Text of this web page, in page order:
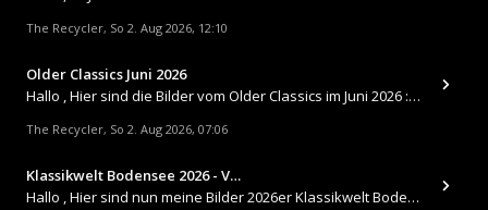
The Recycler, So 2. Aug 2026, 12:10
Older Classics Juni 2026
​Hallo , Hier sind die Bilder vom Older Classics im Juni 2026 : https://up.picr.de/51155940wd.jpg https://up.pic
The Recycler, So 2. Aug 2026, 07:06
Klassikwelt Bodensee 2026 - V…
Hallo , Hier sind nun meine Bilder 2026er Klassikwelt Bodensee 😀 https://up.picr.de/51125547rb.jpg https://up.pi